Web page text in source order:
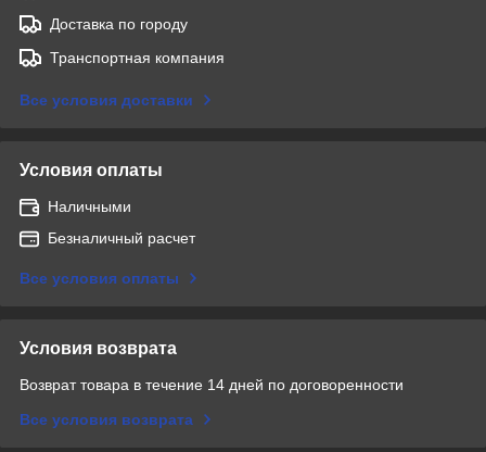
Доставка по городу
Транспортная компания
Все условия доставки
Условия оплаты
Наличными
Безналичный расчет
Все условия оплаты
Условия возврата
Возврат товара в течение 14 дней по договоренности
Все условия возврата